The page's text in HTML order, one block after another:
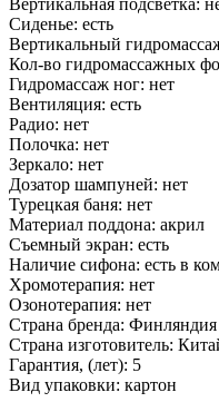
Вертикальная подсветка:
Сиденье: есть
Вертикальный
Кол-во гидромассажных
Гидромассаж ног: нет
Вентиляция: есть
Радио: нет
Полочка: нет
Зеркало: нет
Дозатор шампуней: нет
Турецкая баня: нет
Материал поддона: акрил
Съемный экран: есть
Наличие сифона: есть в
Хромотерапия: нет
Озонотерапия: нет
Страна бренда: Финляндия
Страна изготовитель:
Гарантия, (лет): 5
Вид упаковки: картон